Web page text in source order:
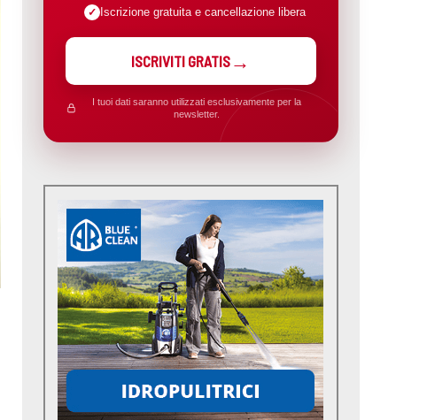
Iscrizione gratuita e cancellazione libera
ISCRIVITI GRATIS
I tuoi dati saranno utilizzati esclusivamente per la
newsletter.